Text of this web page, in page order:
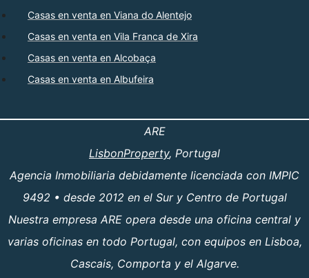
Casas en venta en Viana do Alentejo
Casas en venta en Vila Franca de Xira
Casas en venta en Alcobaça
Casas en venta en Albufeira
ARE
LisbonProperty, Portugal
Agencia Inmobiliaria debidamente licenciada con IMPIC
9492 • desde 2012 en el Sur y Centro de Portugal
Nuestra empresa ARE opera desde una oficina central y
varias oficinas en todo Portugal, con equipos en Lisboa,
Cascais, Comporta y el Algarve.